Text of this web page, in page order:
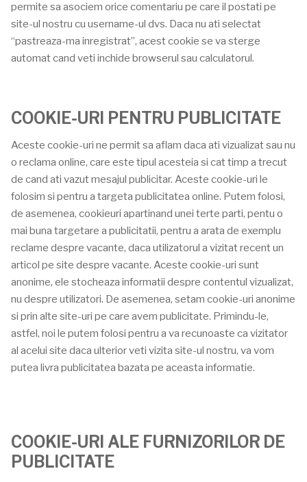
permite sa asociem orice comentariu pe care il postati pe
site-ul nostru cu username-ul dvs. Daca nu ati selectat
“pastreaza-ma inregistrat”, acest cookie se va sterge
automat cand veti inchide browserul sau calculatorul.
COOKIE-URI PENTRU PUBLICITATE
Aceste cookie-uri ne permit sa aflam daca ati vizualizat sau nu
o reclama online, care este tipul acesteia si cat timp a trecut
de cand ati vazut mesajul publicitar. Aceste cookie-uri le
folosim si pentru a targeta publicitatea online. Putem folosi,
de asemenea, cookieuri apartinand unei terte parti, pentu o
mai buna targetare a publicitatii, pentru a arata de exemplu
reclame despre vacante, daca utilizatorul a vizitat recent un
articol pe site despre vacante. Aceste cookie-uri sunt
anonime, ele stocheaza informatii despre contentul vizualizat,
nu despre utilizatori. De asemenea, setam cookie-uri anonime
si prin alte site-uri pe care avem publicitate. Primindu-le,
astfel, noi le putem folosi pentru a va recunoaste ca vizitator
al acelui site daca ulterior veti vizita site-ul nostru, va vom
putea livra publicitatea bazata pe aceasta informatie.
COOKIE-URI ALE FURNIZORILOR DE
PUBLICITATE